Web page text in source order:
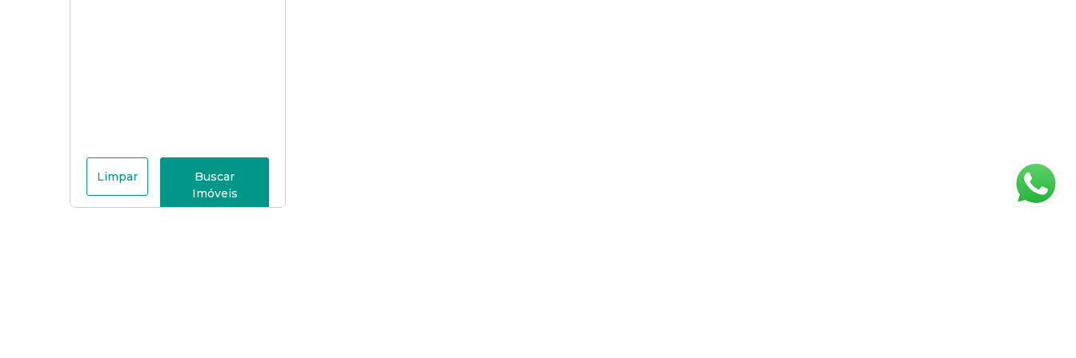
Limpar
Buscar
Imóveis